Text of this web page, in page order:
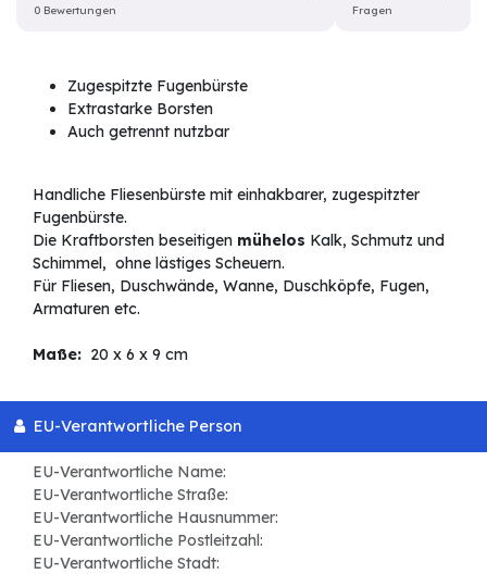
0 Bewertungen Fragen
Zugespitzte Fugenbürste
Extrastarke Borsten
Auch getrennt nutzbar
Handliche Fliesenbürste mit einhakbarer, zugespitzter
Fugenbürste.
Die Kraftborsten beseitigen mühelos Kalk, Schmutz und
Schimmel, ohne lästiges Scheuern.
Für Fliesen, Duschwände, Wanne, Duschköpfe, Fugen,
Armaturen etc.
Maße: 20 x 6 x 9 cm
EU-Verantwortliche Person
EU-Verantwortliche Name:
EU-Verantwortliche Straße:
EU-Verantwortliche Hausnummer:
EU-Verantwortliche Postleitzahl:
EU-Verantwortliche Stadt: